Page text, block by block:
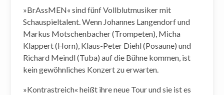
»BrAssMEN« sind fünf Vollblutmusiker mit
Schauspieltalent. Wenn Johannes Langendorf und
Markus Motschenbacher (Trompeten), Micha
Klappert (Horn), Klaus-Peter Diehl (Posaune) und
Richard Meindl (Tuba) auf die Bühne kommen, ist
kein gewöhnliches Konzert zu erwarten.
»Kontrastreich« heißt ihre neue Tour und sie ist es